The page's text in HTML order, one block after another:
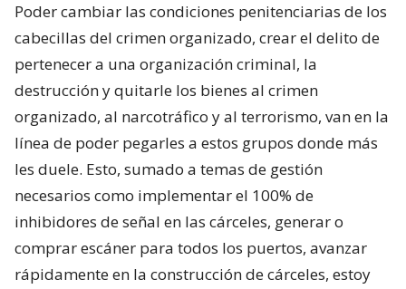
Poder cambiar las condiciones penitenciarias de los
cabecillas del crimen organizado, crear el delito de
pertenecer a una organización criminal, la
destrucción y quitarle los bienes al crimen
organizado, al narcotráfico y al terrorismo, van en la
línea de poder pegarles a estos grupos donde más
les duele. Esto, sumado a temas de gestión
necesarios como implementar el 100% de
inhibidores de señal en las cárceles, generar o
comprar escáner para todos los puertos, avanzar
rápidamente en la construcción de cárceles, estoy